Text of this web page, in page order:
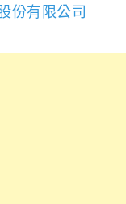
份有限公司